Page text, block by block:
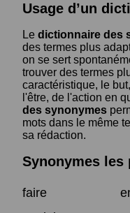
Usage d’un
Le dictionnaire des
des termes plus
on se sert
trouver des termes
caractéristique, le
l'être, de l'action en
des synonymes
mots dans le même
sa rédaction.
Synonymes les
faire